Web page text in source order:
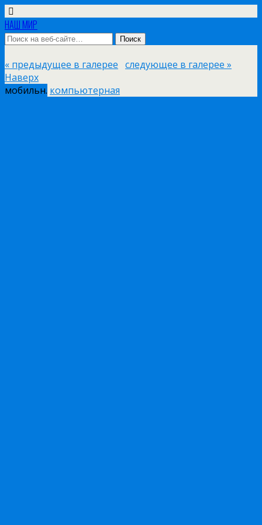
НАШ МИР
« предыдущее в галерее следующее в галерее »
Наверх
мобильн. компьютерная